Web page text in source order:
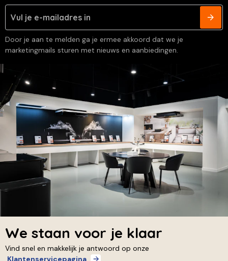
Door je aan te melden ga je ermee akkoord dat we je
marketingmails sturen met nieuws en aanbiedingen.
We staan voor je klaar
Vind snel en makkelijk je antwoord op onze
Klantenservicepagina